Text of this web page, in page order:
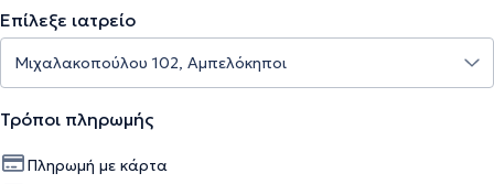
Επίλεξε ιατρείο
Τρόποι πληρωμής
Πληρωμή με κάρτα